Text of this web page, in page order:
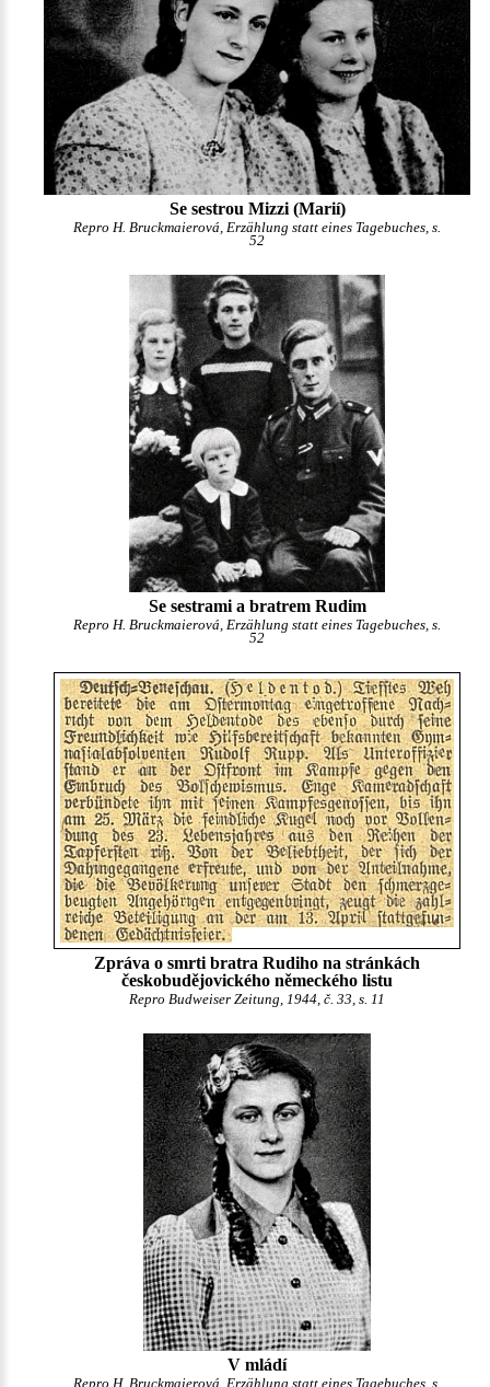
Se sestrou Mizzi (Marií)
Repro H. Bruckmaierová, Erzählung statt eines Tagebuches, s.
52
Se sestrami a bratrem Rudim
Repro H. Bruckmaierová, Erzählung statt eines Tagebuches, s.
52
Zpráva o smrti bratra Rudiho na stránkách
českobudějovického německého listu
Repro Budweiser Zeitung, 1944, č. 33, s. 11
V mládí
Repro H. Bruckmaierová, Erzählung statt eines Tagebuches, s.